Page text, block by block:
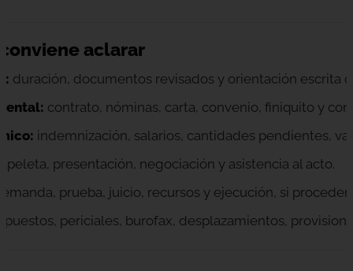
aclarar
duración, documentos revisados y orientación escrita
contrato, nóminas, carta, convenio, finiquito y
indemnización, salarios, cantidades pendientes,
presentación, negociación y asistencia al acto.
prueba, juicio, recursos y ejecución, si
periciales, burofax, desplazamientos,